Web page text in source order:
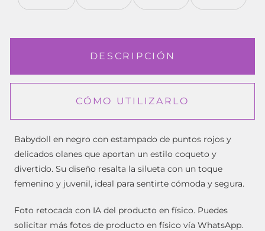
DESCRIPCIÓN
CÓMO UTILIZARLO
Babydoll en negro con estampado de puntos rojos y
delicados olanes que aportan un estilo coqueto y
divertido. Su diseño resalta la silueta con un toque
femenino y juvenil, ideal para sentirte cómoda y segura.
Foto retocada con IA del producto en físico. Puedes
solicitar más fotos de producto en físico vía WhatsApp.